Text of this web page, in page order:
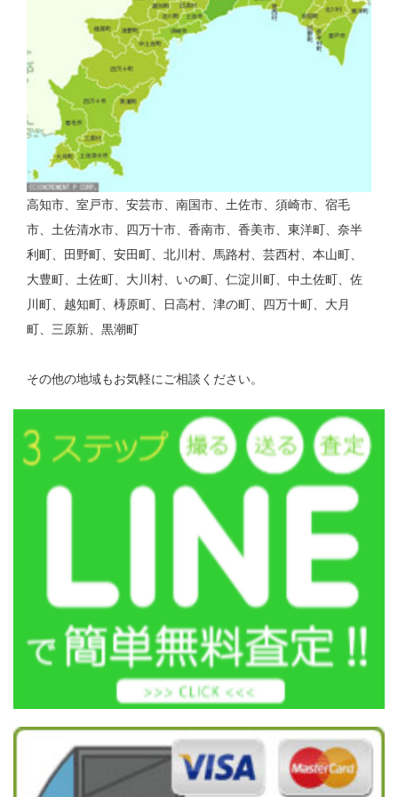
高知市、室戸市、安芸市、南国市、土佐市、須崎市、宿毛
市、土佐清水市、四万十市、香南市、香美市、東洋町、奈半
利町、田野町、安田町、北川村、馬路村、芸西村、本山町、
大豊町、土佐町、大川村、いの町、仁淀川町、中土佐町、佐
川町、越知町、梼原町、日高村、津の町、四万十町、大月
町、三原新、黒潮町
その他の地域もお気軽にご相談ください。